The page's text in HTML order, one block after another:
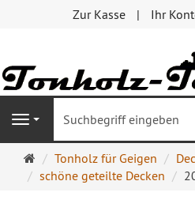
Zur Kasse Ihr
Navigation
Startseite
Tonholz für Geigen
schöne geteilte Decken